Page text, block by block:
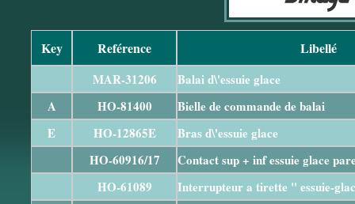
Key Reférence Libellé
MAR-31206
Balai d\'essuie glace
A
HO-81400
Bielle de commande de balai
E
HO-12865E
Bras d\'essuie glace
HO-60916/17
Contact sup + inf essuie glace
HO-61089
Interrupteur a tirette " essuie-